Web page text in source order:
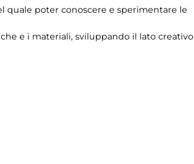
quale poter conoscere e sperimentare le
e i materiali, sviluppando il lato creativo